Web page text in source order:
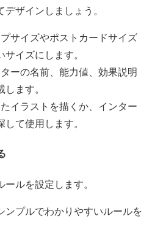
ザインしましょう。
サイズやポストカードサイズ
イズにします。
ーの名前、能力値、効果説明
ます。
イラストを描くか、インター
て使用します。
ルを設定します。
ンプルでわかりやすいルールを